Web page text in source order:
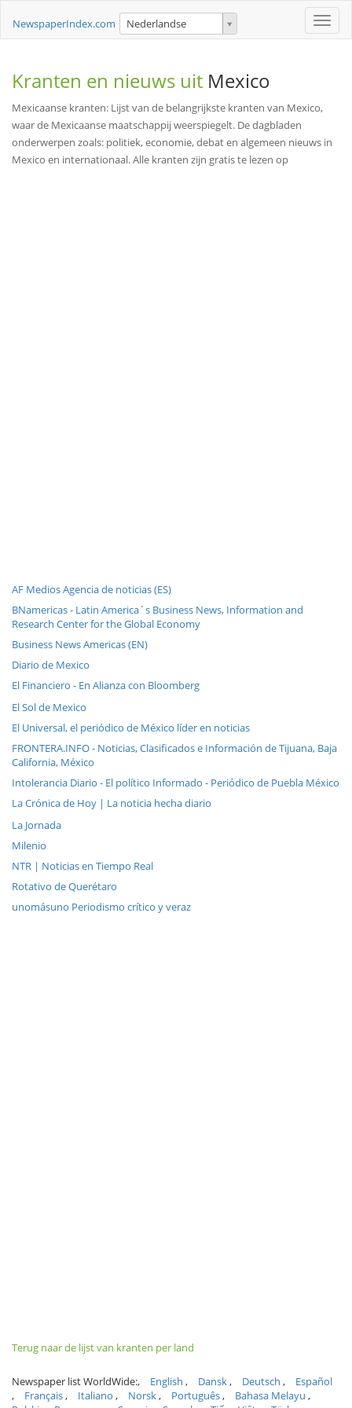
Toggle
NewspaperIndex.com Nederlandse
Kranten en nieuws uit Mexico
Mexicaanse kranten: Lijst van de belangrijkste kranten van Mexico,
waar de Mexicaanse maatschappij weerspiegelt. De dagbladen
onderwerpen zoals: politiek, economie, debat en algemeen nieuws in
Mexico en internationaal. Alle kranten zijn gratis te lezen op
AF Medios Agencia de noticias (ES)
BNamericas - Latin America´s Business News, Information and
Research Center for the Global Economy
Business News Americas (EN)
Diario de Mexico
El Financiero - En Alianza con Bloomberg
El Sol de Mexico
El Universal, el periódico de México líder en noticias
FRONTERA.INFO - Noticias, Clasificados e Información de Tijuana, Baja
California, México
Intolerancia Diario - El político Informado - Periódico de Puebla México
La Crónica de Hoy | La noticia hecha diario
La Jornada
Milenio
NTR | Noticias en Tiempo Real
Rotativo de Querétaro
unomásuno Periodismo crítico y veraz
Terug naar de lijst van kranten per land
Newspaper list WorldWide: English Dansk Deutsch
Español
Français
Italiano Norsk Português
Bahasa Melayu